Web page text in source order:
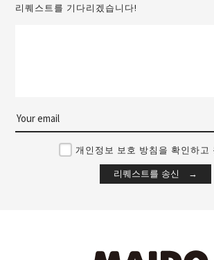
리퀘스트를 기다리겠습니다!
개인정보 보호 방침을 확인하고